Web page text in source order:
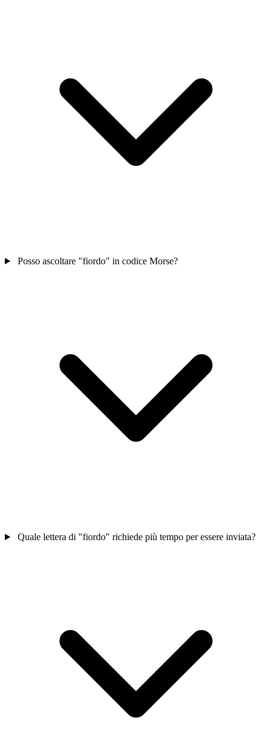
Posso ascoltare "fiordo" in codice Morse?
Quale lettera di "fiordo" richiede più tempo per essere inviata?